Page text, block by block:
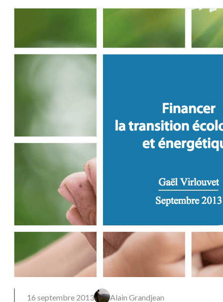
16 septembre 2013 Alain Grandjean